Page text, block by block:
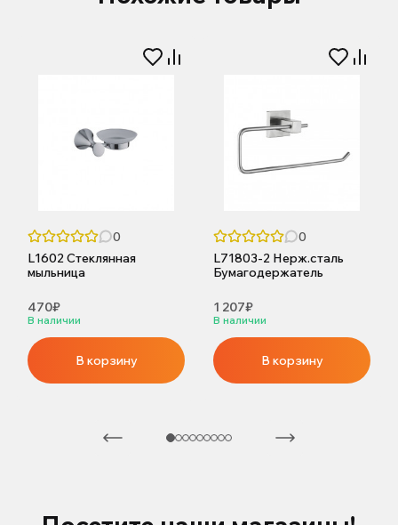
0
L1602 Стеклянная
мыльница
470₽
В наличии
В корзину
0
L71803-2 Нерж.сталь
Бумагодержатель
1 207₽
В наличии
В корзину